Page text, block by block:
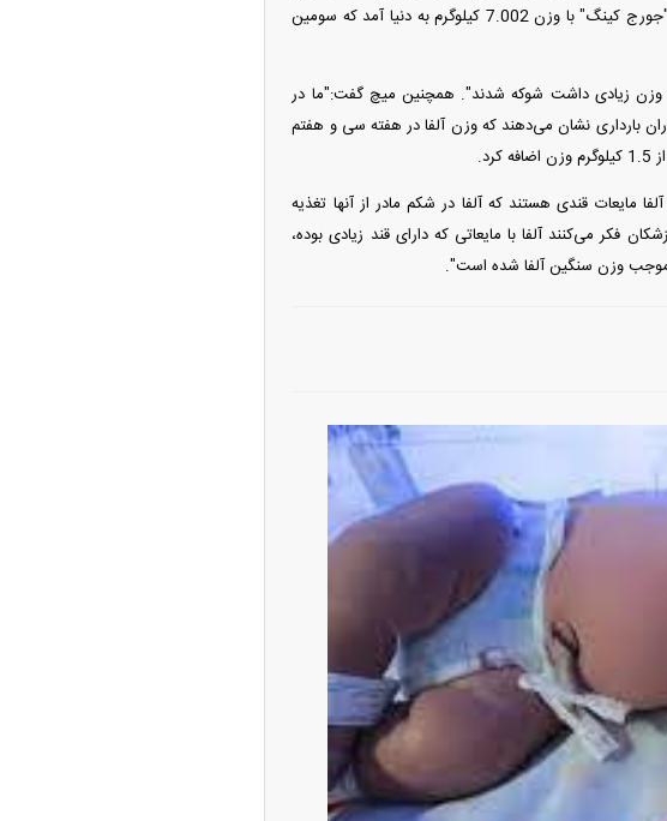
در انگلیس است. آلفا این نوزاد سنگین وزن بعد از "گای‌کار" با وزن 7.03 کیلوگرم و "جورج کینگ" با وزن 7.002 کیلوگرم به دنیا آمد که سومین
که وزن زیادی داشت شوکه شدند". همچنین میچ گفت:"ما در
بارداری نشان می‌دهند که وزن آلفا در هفته سی و هفتم
مایعات قندی هستند که آلفا در شکم مادر از آنها تغذیه
فکر می‌کنند آلفا با مایعاتی که دارای قند زیادی بوده،
موجب وزن سنگین آلفا شده است".
چین از بمب افکن H-۶N با موشک هسته‌ای
رونمایی کرد